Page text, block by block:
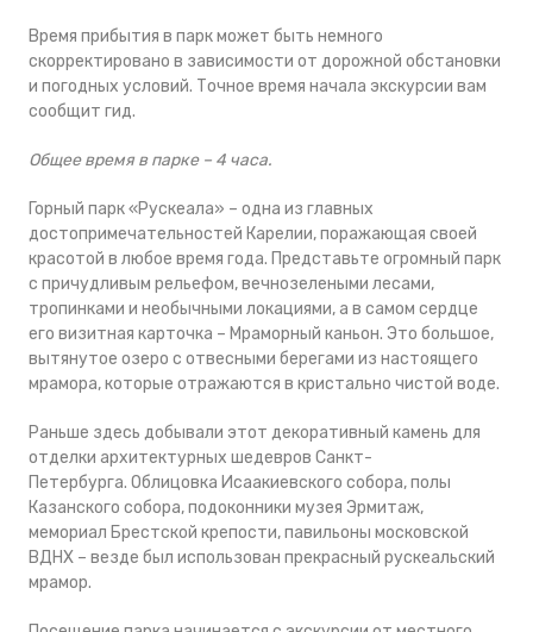
Время прибытия в парк может быть немного
скорректировано в зависимости от дорожной обстановки
и погодных условий. Точное время начала экскурсии вам
сообщит гид.
Общее время в парке – 4 часа.
Горный парк «Рускеала» – одна из главных
достопримечательностей Карелии, поражающая своей
красотой в любое время года. Представьте огромный парк
с причудливым рельефом, вечнозелеными лесами,
тропинками и необычными локациями, а в самом сердце
его визитная карточка – Мраморный каньон. Это большое,
вытянутое озеро с отвесными берегами из настоящего
мрамора, которые отражаются в кристально чистой воде.
Раньше здесь добывали этот декоративный камень для
отделки архитектурных шедевров Санкт-
Петербурга. Облицовка Исаакиевского собора, полы
Казанского собора, подоконники музея Эрмитаж,
мемориал Брестской крепости, павильоны московской
ВДНХ – везде был использован прекрасный рускеальский
мрамор.